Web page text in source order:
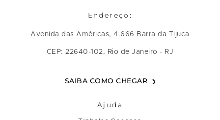
Endereço:
Avenida das Américas, 4.666 Barra da Tijuca
CEP: 22640-102, Rio de Janeiro - RJ
SAIBA COMO CHEGAR
Ajuda